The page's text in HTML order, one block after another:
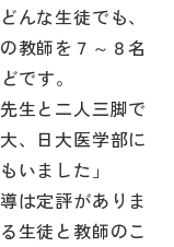
んな生徒でも、
教師を７～８名
です。
生と二人三脚で
、日大医学部に
いました」
は定評がありま
生徒と教師のこ